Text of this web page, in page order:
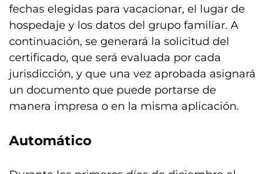
fechas elegidas para vacacionar, el lugar de
hospedaje y los datos del grupo familiar. A
continuación, se generará la solicitud del
certificado, que será evaluada por cada
jurisdicción, y que una vez aprobada asignará
un documento que puede portarse de
manera impresa o en la misma aplicación.
Automático